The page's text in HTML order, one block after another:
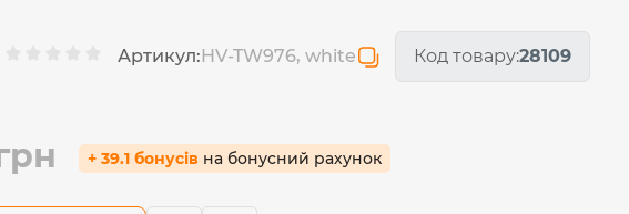
Артикул:HV-TW976, white Код товару:28109
+ 39.1 бонусів на бонусний рахунок